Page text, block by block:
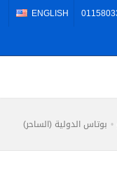
ENGLISH
بوتاس الدولية (الساحر)